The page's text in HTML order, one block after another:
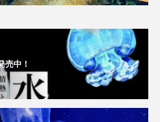
ムツ
ドン メギス
メジナ
売中！